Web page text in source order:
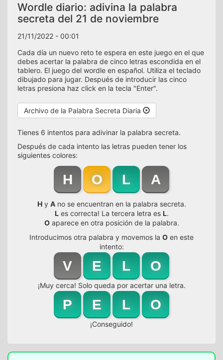
Wordle diario: adivina la palabra
secreta del 21 de noviembre
21/11/2022 - 00:01
Cada día un nuevo reto te espera en este juego en el que
debes acertar la palabra de cinco letras escondida en el
tablero. El juego del wordle en español. Utiliza el teclado
dibujado para jugar. Después de introducir las cinco
letras presiona haz click en la tecla "Enter".
Archivo de la Palabra Secreta Diaria
Tienes 6 intentos para adivinar la palabra secreta.
Después de cada intento las letras pueden tener los
siguientes colores:
H O L A
Hy Ano se encuentran en la palabra secreta.
Les correcta! La tercera letra es L.
Oaparece en otra posición de la palabra.
Introducimos otra palabra y movemos la O en este
intento:
V E L O
¡Muy cerca! Solo queda por acertar una letra.
P E L O
¡Conseguido!